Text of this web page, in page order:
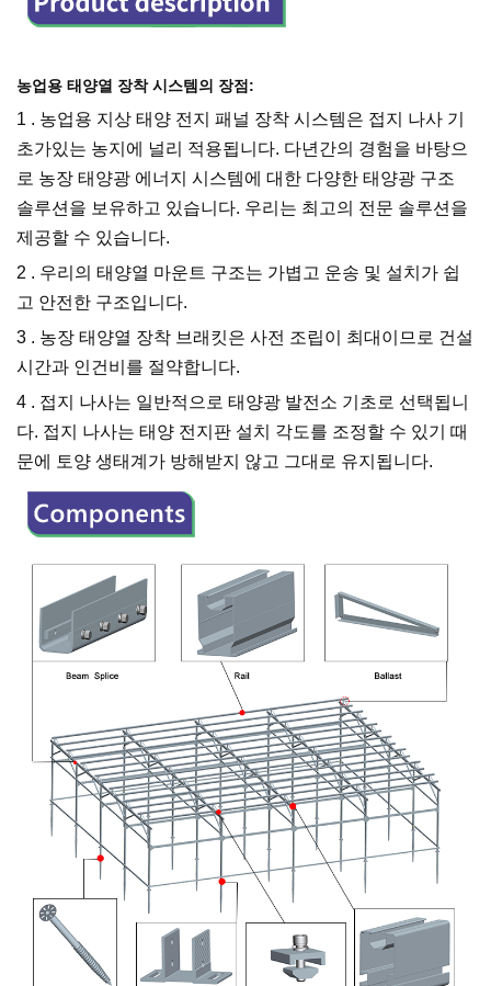
농업용 태양열 장착 시스템의 장점:
1 . 농업용 지상 태양 전지 패널 장착 시스템은 접지 나사 기
초가있는 농지에 널리 적용됩니다. 다년간의 경험을 바탕으
로 농장 태양광 에너지 시스템에 대한 다양한 태양광 구조
솔루션을 보유하고 있습니다. 우리는 최고의 전문 솔루션을
제공할 수 있습니다.
2 . 우리의 태양열 마운트 구조는 가볍고 운송 및 설치가 쉽
고 안전한 구조입니다.
3 . 농장 태양열 장착 브래킷은 사전 조립이 최대이므로 건설
시간과 인건비를 절약합니다.
4 . 접지 나사는 일반적으로 태양광 발전소 기초로 선택됩니
다. 접지 나사는 태양 전지판 설치 각도를 조정할 수 있기 때
문에 토양 생태계가 방해받지 않고 그대로 유지됩니다.